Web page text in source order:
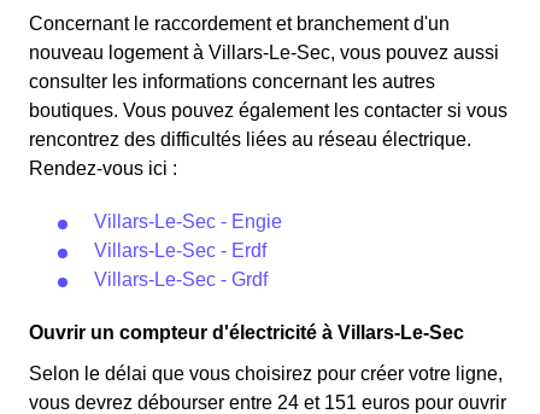
fournisseurs d'électricité de France et est disponible
prix de l'électricité est quatre fois plus cher, tandis que
tous les autres jours de l'année, le prix est 20% moins
cher par rapport au tarif normal à Villars-Le-Sec. ⚡💸
Concernant le raccordement et branchement d'un
nouveau logement à Villars-Le-Sec, vous pouvez aussi
consulter les informations concernant les autres
boutiques. Vous pouvez également les contacter si vous
rencontrez des difficultés liées au réseau électrique.
Rendez-vous ici :
Villars-Le-Sec - Engie
Villars-Le-Sec - Erdf
Villars-Le-Sec - Grdf
Ouvrir un compteur d'électricité à Villars-Le-Sec
Selon le délai que vous choisirez pour créer votre ligne,
vous devrez débourser entre 24 et 151 euros pour ouvrir